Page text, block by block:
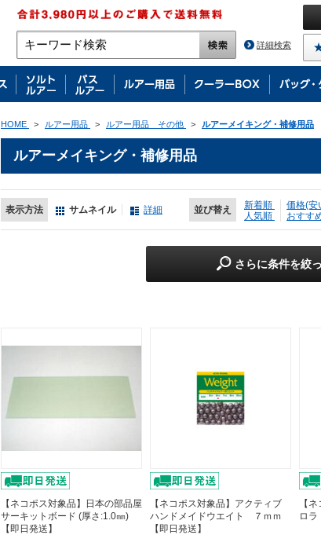
詳細検索
HOME > ルアー用品 > ルアー用品 その他 > ルアーメイキング・補修用品
ルアーメイキング・補修用品
表示方法 サムネイル 詳細 並び替え 新着順 価格(安
人気順
おすす
さらに条件を絞
【ネコポス対象品】日本の部品屋
サーキットボード (厚さ:1.0㎜)
【即日発送】
【ネコポス対象品】アクティブ
ハンドメイドウエイト ７ｍｍ
【即日発送】
【
ロラ